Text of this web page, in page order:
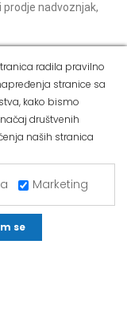
prodje nadvoznjak,
radila pravilno
stranice sa
kako bismo
društvenih
naših stranica
Marketing
se